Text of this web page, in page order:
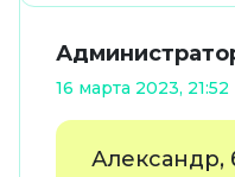
16 марта 2023, 21:52
Александр,